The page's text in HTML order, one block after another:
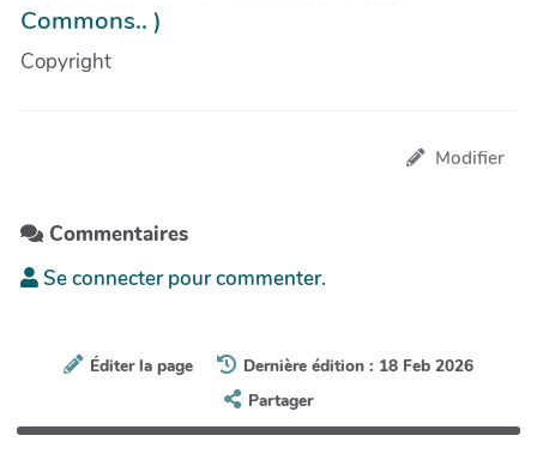
Commons.. )
Copyright
Modifier
Commentaires
Se connecter pour commenter.
Éditer la page
Dernière édition : 18 Feb 2026
Partager